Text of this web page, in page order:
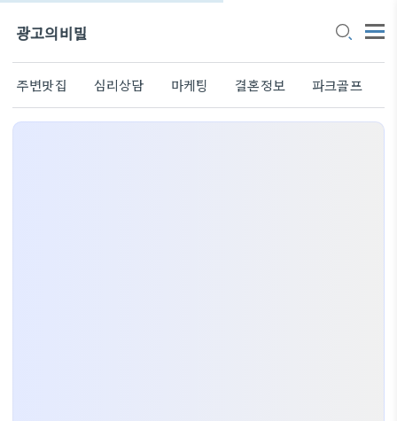
광고의비밀
주변맛집 심리상담 마케팅 결혼정보 파크골프